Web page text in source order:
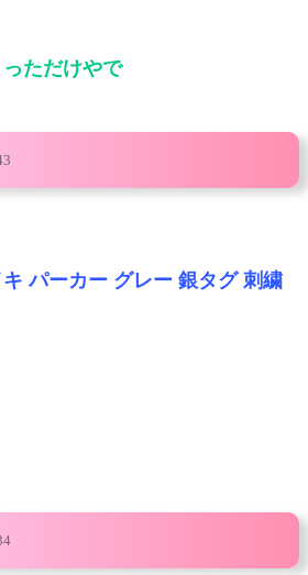
ただけやで
キ パーカー グレー 銀タグ 刺繍